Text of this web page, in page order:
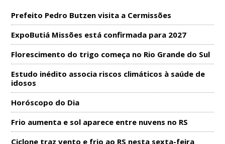
Prefeito Pedro Butzen visita a Cermissões
ExpoButiá Missões está confirmada para 2027
Florescimento do trigo começa no Rio Grande do Sul
Estudo inédito associa riscos climáticos à saúde de
idosos
Horóscopo do Dia
Frio aumenta e sol aparece entre nuvens no RS
Ciclone traz vento e frio ao RS nesta sexta-feira